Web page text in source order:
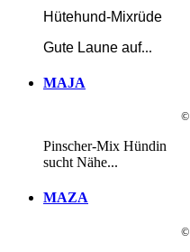
Hütehund-Mixrüde
Gute Laune auf...
MAJA
©
Pinscher-Mix Hündin
sucht Nähe...
MAZA
©